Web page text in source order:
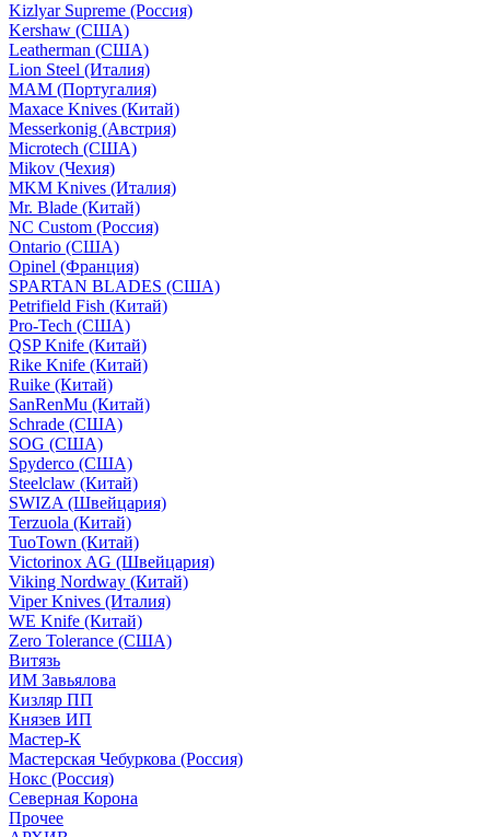
Kizlyar Supreme (Россия)
Kershaw (США)
Leatherman (США)
Lion Steel (Италия)
MAM (Португалия)
Maxace Knives (Китай)
Messerkonig (Австрия)
Microtech (США)
Mikov (Чехия)
MKM Knives (Италия)
Mr. Blade (Китай)
NC Custom (Россия)
Ontario (США)
Opinel (Франция)
SPARTAN BLADES (США)
Petrifield Fish (Китай)
Pro-Tech (США)
QSP Knife (Китай)
Rike Knife (Китай)
Ruike (Китай)
SanRenMu (Китай)
Schrade (США)
SOG (США)
Spyderco (США)
Steelclaw (Китай)
SWIZA (Швейцария)
Terzuola (Китай)
TuoTown (Китай)
Victorinox AG (Швейцария)
Viking Nordway (Китай)
Viper Knives (Италия)
WE Knife (Китай)
Zero Tolerance (США)
Витязь
ИМ Завьялова
Кизляр ПП
Князев ИП
Мастер-К
Мастерская Чебуркова (Россия)
Нокс (Россия)
Северная Корона
Прочее